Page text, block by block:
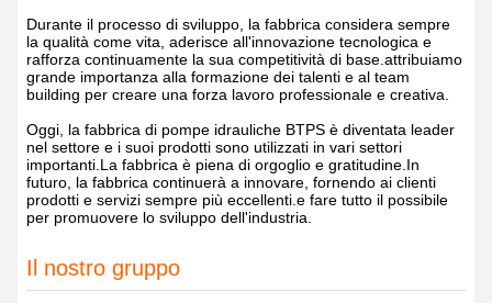
Durante il processo di sviluppo, la fabbrica considera sempre
la qualità come vita, aderisce all'innovazione tecnologica e
rafforza continuamente la sua competitività di base.attribuiamo
grande importanza alla formazione dei talenti e al team
building per creare una forza lavoro professionale e creativa.
Oggi, la fabbrica di pompe idrauliche BTPS è diventata leader
nel settore e i suoi prodotti sono utilizzati in vari settori
importanti.La fabbrica è piena di orgoglio e gratitudine.In
futuro, la fabbrica continuerà a innovare, fornendo ai clienti
prodotti e servizi sempre più eccellenti.e fare tutto il possibile
per promuovere lo sviluppo dell'industria.
Il nostro gruppo